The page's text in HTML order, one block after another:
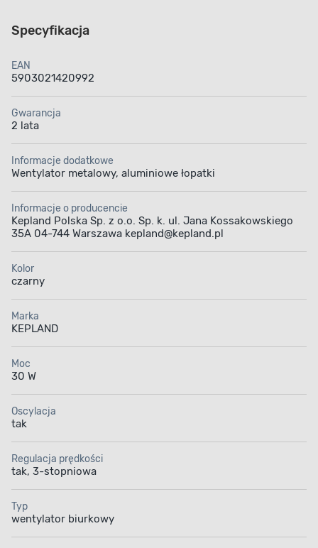
Specyfikacja
EAN
5903021420992
Gwarancja
2 lata
Informacje dodatkowe
Wentylator metalowy, aluminiowe łopatki
Informacje o producencie
Kepland Polska Sp. z o.o. Sp. k. ul. Jana Kossakowskiego
35A 04-744 Warszawa kepland@kepland.pl
Kolor
czarny
Marka
KEPLAND
Moc
30 W
Oscylacja
tak
Regulacja prędkości
tak, 3-stopniowa
Typ
wentylator biurkowy